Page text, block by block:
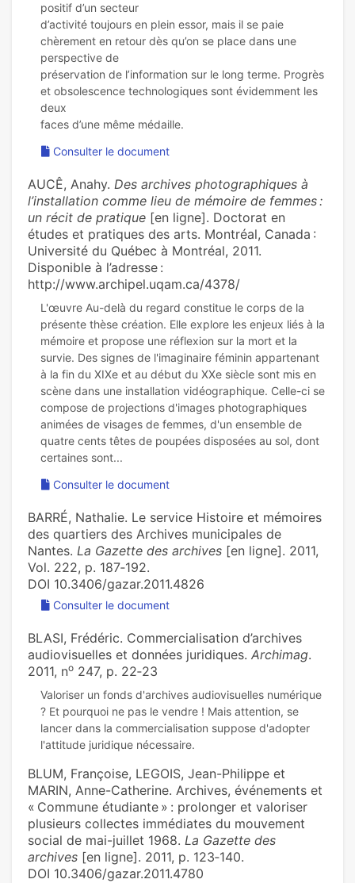
positif d’un secteur
d’activité toujours en plein essor, mais il se paie
chèrement en retour dès qu’on se place dans une
perspective de
préservation de l’information sur le long terme. Progrès
et obsolescence technologiques sont évidemment les
deux
Consulter le document
AUCÊ, Anahy. Des archives photographiques à
l’installation comme lieu de mémoire de femmes :
un récit de pratique [en ligne]. Doctorat en
études et pratiques des arts. Montréal, Canada :
Université du Québec à Montréal, 2011.
Disponible à l’adresse :
http://www.archipel.uqam.ca/4378/
L'œuvre Au-delà du regard constitue le corps de la
présente thèse création. Elle explore les enjeux liés à la
mémoire et propose une réflexion sur la mort et la
survie. Des signes de l'imaginaire féminin appartenant
à la fin du XIXe et au début du XXe siècle sont mis en
scène dans une installation vidéographique. Celle-ci se
compose de projections d'images photographiques
animées de visages de femmes, d'un ensemble de
quatre cents têtes de poupées disposées au sol, dont
Consulter le document
BARRÉ, Nathalie. Le service Histoire et mémoires
des quartiers des Archives municipales de
Nantes. La Gazette des archives [en ligne]. 2011,
Vol. 222, p. 187‑192.
DOI 10.3406/gazar.2011.4826
Consulter le document
BLASI, Frédéric. Commercialisation d’archives
audiovisuelles et données juridiques. Archimag.
2011, no 247, p. 22‑23
Valoriser un fonds d'archives audiovisuelles numérique
? Et pourquoi ne pas le vendre ! Mais attention, se
lancer dans la commercialisation suppose d'adopter
BLUM, Françoise, LEGOIS, Jean-Philippe et
MARIN, Anne-Catherine. Archives, événements et
« Commune étudiante » : prolonger et valoriser
plusieurs collectes immédiates du mouvement
social de mai-juillet 1968. La Gazette des
archives [en ligne]. 2011, p. 123‑140.
DOI 10.3406/gazar.2011.4780